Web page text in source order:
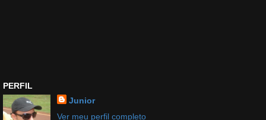
PERFIL
Junior
Ver meu perfil completo